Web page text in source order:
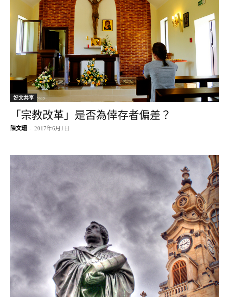
好文共享
「宗教改革」是否為倖存者偏差？
陳文珊 - 2017年6月1日